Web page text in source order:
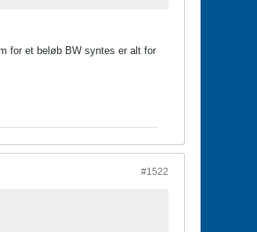
for et beløb BW syntes er alt for
#1522